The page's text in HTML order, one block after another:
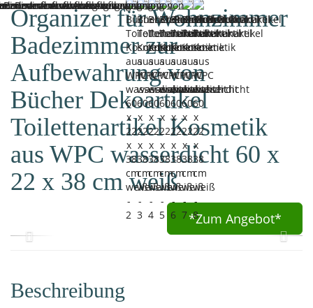
Organizer für Wohnzimmer
Badezimmer zur
Aufbewahrung von
Bücher Dekoartikel
Toilettenartikel Kosmetik
aus WPC wasserdicht 60 x
22 x 38 cm weiß
*Zum Angebot*
Beschreibung